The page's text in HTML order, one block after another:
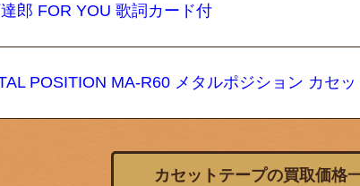
郎 FOR YOU 歌詞カード付
POSITION MA-R60 メタルポジション カセ
カセットテープの買取価格